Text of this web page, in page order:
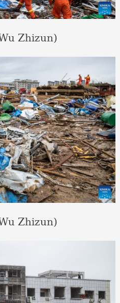
Zhizun)
Zhizun)